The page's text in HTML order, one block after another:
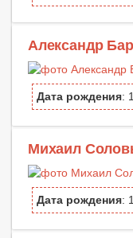
Александр
Дата рождения:
Михаил
Дата рождения: